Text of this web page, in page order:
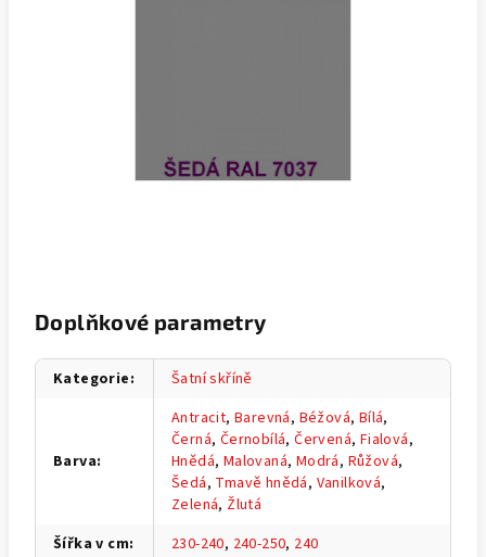
Doplňkové parametry
Kategorie: Šatní skříně
Barva:
Antracit,Barevná, Béžová, Bílá,
Černá, Černobílá,Červená, Fialová,
Hnědá, Malovaná, Modrá, Růžová,
Šedá, Tmavě hnědá, Vanilková,
Zelená, Žlutá
Šířka v cm: 230-240, 240-250, 240